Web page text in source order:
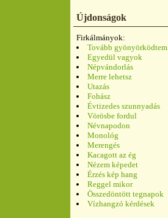
Újdonságok
Firkálmányok:
Tovább gyönyörködtem
Egyedül vagyok
Népvándorlás
Merre lehetsz
Utazás
Fohász
Évtizedes szunnyadás
Vörösbe fordul
Névnapodon
Monológ
Merengés
Kacagott az ég
Nézem képedet
Érzés kép hang
Reggel mikor
Összedöntött tegnapok
Vízhangzó kérdések